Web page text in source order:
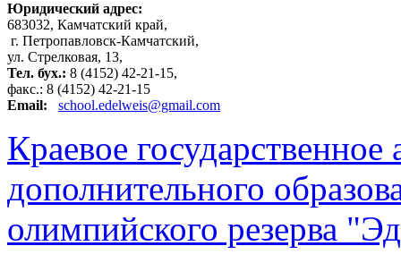
Юридический адрес:
683032, Камчатский край,
г. Петропавловск-Камчатский,
ул. Стрелковая, 13,
Тел. бух.: 8 (4152) 42-21-15,
факс.: 8 (4152) 42-21-15
Email:
school.edelweis@gmail.com
Краевое
дополнительного
олимпийского резерва